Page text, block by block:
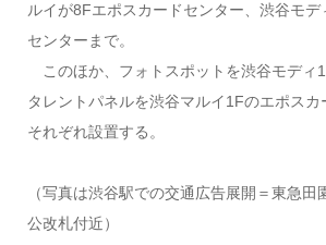
ルイが8Fエポスカードセンター、渋谷モデ
センターまで。
このほか、フォトスポットを渋谷モディ
タレントパネルを渋谷マルイ1Fのエポスカ
それぞれ設置する。
（写真は渋谷駅での交通広告展開＝東急田
公改札付近）